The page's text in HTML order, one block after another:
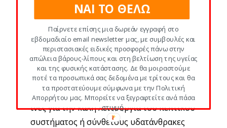
Σύμφωνα με την Ορθομοριακή Δίαιτα, οι
ζωικές τροφές, είναι τροφές από «δεύτερο
χέρι», καθώς τα ζώα παίρνουν τα θρεπτικά
στοιχεία από τα φυτά και τα μεταβολίζουν
σε πρωτεΐνη. Η ζωική πρωτεΐνη είναι
συμπυκνωμένη, δύσπεπτη, περιέχει
κορεσμένο λίπος, και δεν περιέχει φυτικές
ίνες για την καλή λειτουργία του πεπτικού
συστήματος ή σύνθετους υδατάνθρακες
ΝΑΙ ΤΟ ΘΕΛΩ
Παίρνετε επίσης μια δωρεάν εγγραφή στο
εβδομαδιαίο email newsletter μας, με συμβουλές και
περιστασιακές ειδικές προσφορές πάνω στην
απώλεια βάρους-λίπους και στη βελτίωση της υγείας
και της φυσικής κατάστασης. Δε θα μοιραστούμε
ποτέ τα προσωπικά σας δεδομένα με τρίτους και θα
τα προστατεύουμε σύμφωνα με την Πολιτική
Απορρήτου μας. Μπορείτε να ξεγραφτείτε ανά πάσα
στιγμή.